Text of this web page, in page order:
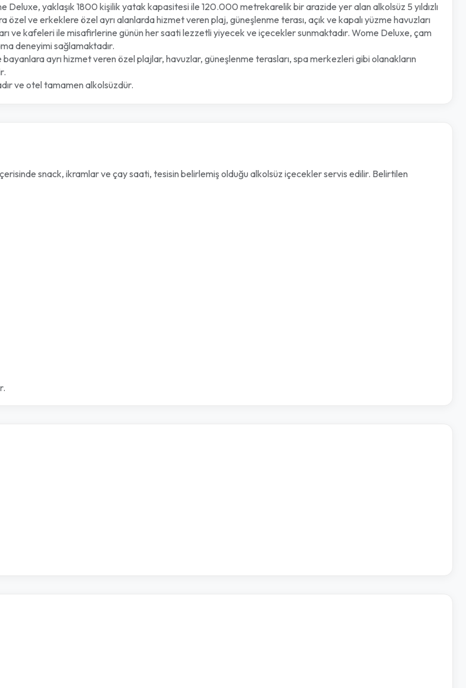
Deluxe, yaklaşık 1800 kişilik yatak kapasitesi ile 120.000 metrekarelik bir arazide yer alan alkolsüz 5 yıldızlı
ve erkeklere özel ayrı alanlarda hizmet veren plaj, güneşlenme terası, açık ve kapalı yüzme havuzları
ve kafeleri ile misafirlerine günün her saati lezzetli yiyecek ve içecekler sunmaktadır. Wome Deluxe, çam
deneyimi sağlamaktadır.
ayrı hizmet veren özel plajlar, havuzlar, güneşlenme terasları, spa merkezleri gibi olanakların
ve otel tamamen alkolsüzdür.
snack, ikramlar ve çay saati, tesisin belirlemiş olduğu alkolsüz içecekler servis edilir. Belirtilen